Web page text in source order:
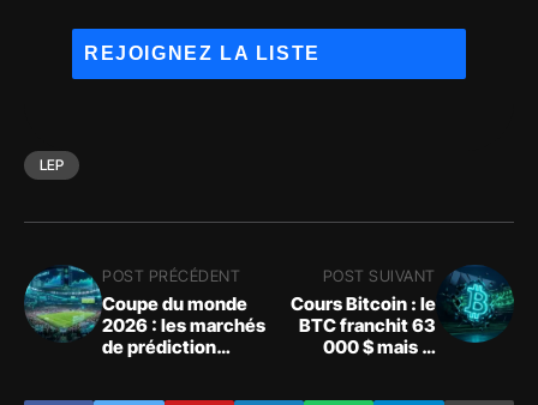
LEP
POST PRÉCÉDENT
Coupe du monde
2026 : les marchés
de prédiction
POST SUIVANT
Cours Bitcoin : le
BTC franchit 63
000 $ mais la